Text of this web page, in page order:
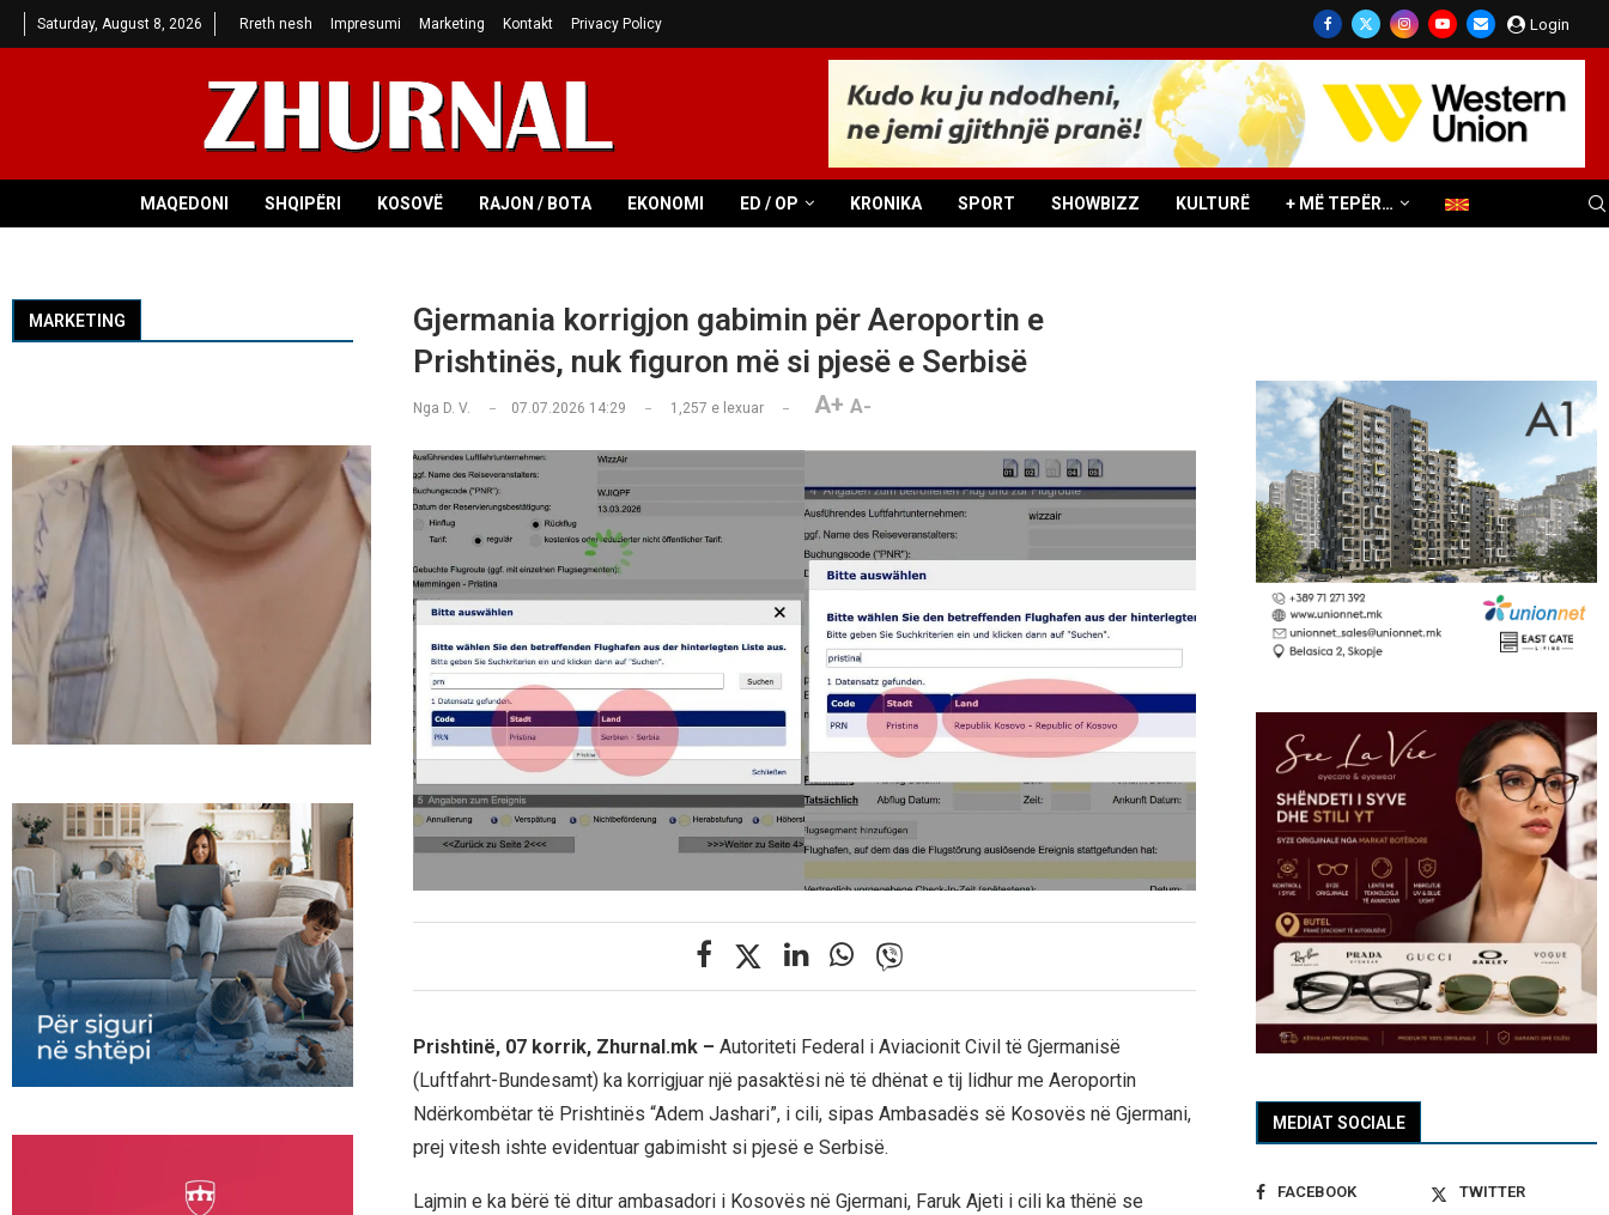
Saturday, August 8, 2026 Rreth nesh Impresumi Marketing Kontakt Privacy Policy Login
MAQEDONI SHQIPËRI KOSOVË RAJON / BOTA EKONOMI ED / OP KRONIKA SPORT SHOWBIZZ KULTURË + MË TEPËR…
Gjermania korrigjon gabimin për Aeroportin e
Prishtinës, nuk figuron më si pjesë e Serbisë
Nga D. V. 07.07.2026 14:29 1,257 e lexuar A+ A-
Prishtinë, 07 korrik, Zhurnal.mk – Autoriteti Federal i Aviacionit Civil të Gjermanisë
(Luftfahrt-Bundesamt) ka korrigjuar një pasaktësi në të dhënat e tij lidhur me Aeroportin
Ndërkombëtar të Prishtinës “Adem Jashari”, i cili, sipas Ambasadës së Kosovës në Gjermani,
prej vitesh ishte evidentuar gabimisht si pjesë e Serbisë.
Lajmin e ka bërë të ditur ambasadori i Kosovës në Gjermani, Faruk Ajeti i cili ka thënë se
MEDIAT SOCIALE
FACEBOOK
TWITTER
MARKETING